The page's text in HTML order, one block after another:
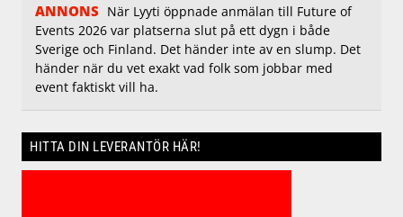
ANNONS När Lyyti öppnade anmälan till Future of
Events 2026 var platserna slut på ett dygn i både
Sverige och Finland. Det händer inte av en slump. Det
händer när du vet exakt vad folk som jobbar med
event faktiskt vill ha.
HITTA DIN LEVERANTÖR HÄR!